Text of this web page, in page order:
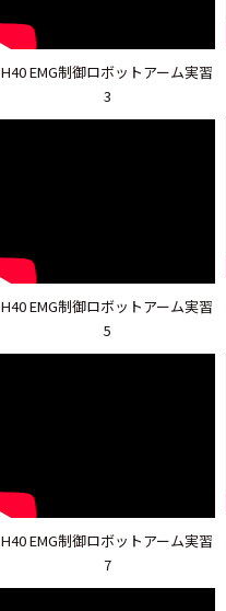
H40 EMG制御ロボットアーム実習
3
H40 EMG制御ロボットアーム実習
5
H40 EMG制御ロボットアーム実習
7